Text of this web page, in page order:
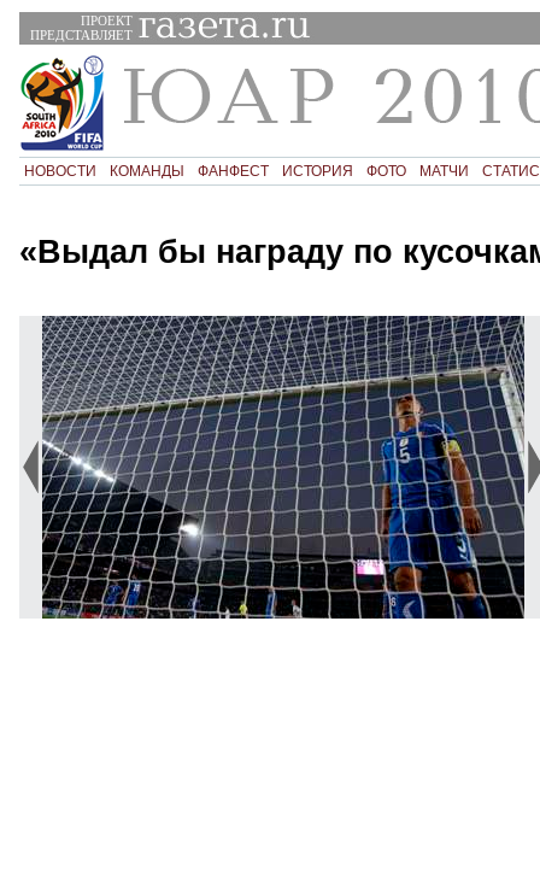
ПРОЕКТ
ПРЕДСТАВЛЯЕТ
НОВОСТИ КОМАНДЫ ФАНФЕСТ ИСТОРИЯ ФОТО МАТЧИ
«Выдал бы награду по